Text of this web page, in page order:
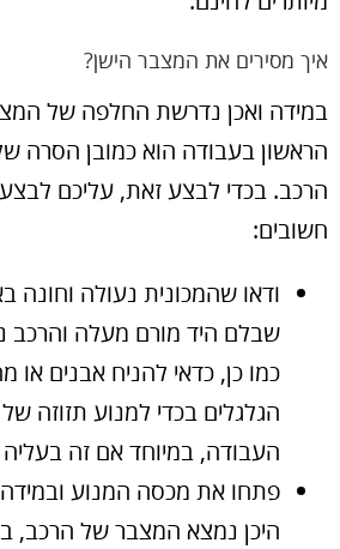
איך מסירים את המצבר הישן?
במידה ואכן נדרשת החלפה של
הראשון בעבודה הוא כמובן הסרה
הרכב. בכדי לבצע זאת, עליכם
חשובים:
ודאו שהמכונית נעולה וחונה
שבלם היד מורם מעלה והרכב
כמו כן, כדאי להניח אבנים או
הגלגלים בכדי למנוע תזוזה
העבודה, במיוחד אם זה בעליה
פתחו את מכסה המנוע
היכן נמצא המצבר של הרכב,